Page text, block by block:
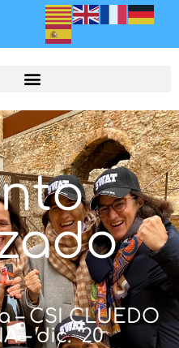
– CSI CLUEDO
– dic. ‘20